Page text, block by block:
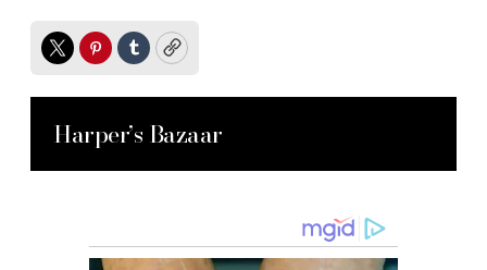
TwitterPinterest
TumblrCopy
Harper’s Bazaar